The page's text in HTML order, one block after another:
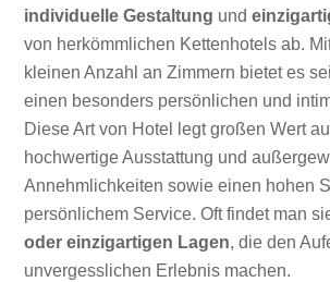
individuelle Gestaltung und
von herkömmlichen Kettenhotels ab.
kleinen Anzahl an Zimmern bietet es
einen besonders persönlichen und
Diese Art von Hotel legt großen Wert
hochwertige Ausstattung und
Annehmlichkeiten sowie einen hohen
persönlichem Service. Oft findet man
oder einzigartigen Lagen, die den
unvergesslichen Erlebnis machen.